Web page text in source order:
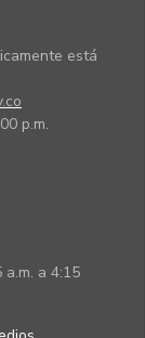
está
p.m.
a 4:15